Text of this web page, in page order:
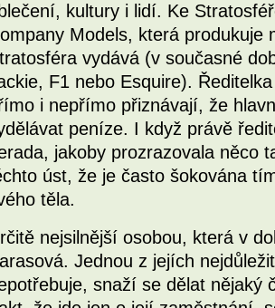
kultury i lidí. Ke
Models, která produkuje
vydává (v současné
F1 nebo Esquire).
i nepřímo přiznávají, že
peníze. I když právě
jakoby prozrazovala něco
úst, že je často šokována
těla.
nejsilnější osobou, která v
Jednou z jejích
snaží se dělat nějaký